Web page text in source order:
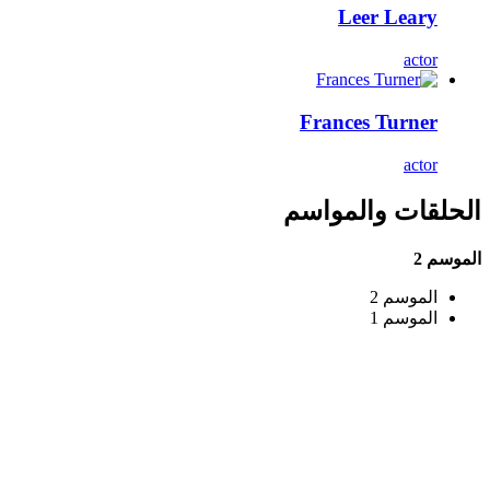
Leer Leary
actor
Frances Turner
actor
الحلقات والمواسم
الموسم 2
الموسم 2
الموسم 1